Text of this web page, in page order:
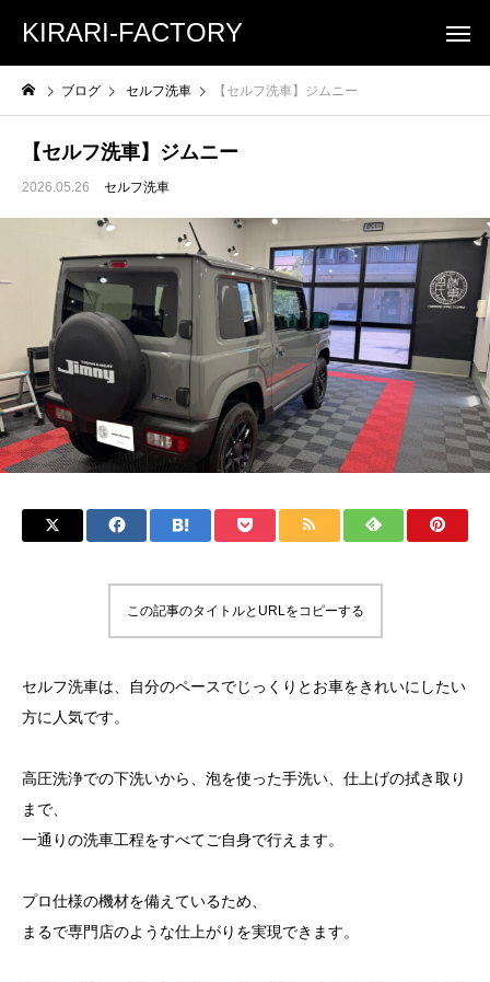
KIRARI-FACTORY
ブログ セルフ洗車 【セルフ洗車】ジムニー
【セルフ洗車】ジムニー
2026.05.26 セルフ洗車
この記事のタイトルとURLをコピーする
セルフ洗車は、自分のペースでじっくりとお車をきれいにしたい
方に人気です。
高圧洗浄での下洗いから、泡を使った手洗い、仕上げの拭き取り
まで、
一通りの洗車工程をすべてご自身で行えます。
プロ仕様の機材を備えているため、
まるで専門店のような仕上がりを実現できます。